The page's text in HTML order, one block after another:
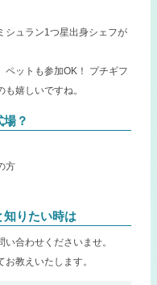
シュラン1つ星出身シェフが
ペットも参加OK！ プチギフ
嬉しいですね。
？
方
知りたい時は
合わせくださいませ。
教えいたします。